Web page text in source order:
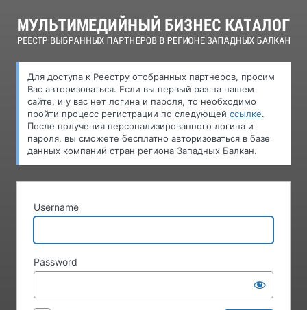
Для доступа к Pеестру oтобранных партнеров, просим
Вас авторизоваться. Если вы первый раз на нашем
сайте, и у вас нет логина и пароля, то необходимо
пройти процесс регистрации по следующей ссылке.
После получения персонализированного логина и
пароля, вы сможете бесплатно авторизоваться в базе
данных компаний стран региона Западных Балкан.
Username
Password